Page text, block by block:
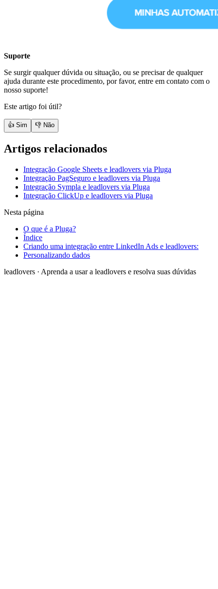
Suporte
Se surgir qualquer dúvida ou situação, ou se precisar de qualquer
ajuda durante este procedimento, por favor, entre em contato com o
nosso suporte!
Este artigo foi útil?
👍 Sim 👎 Não
Artigos relacionados
Integração Google Sheets e leadlovers via Pluga
Integração PagSeguro e leadlovers via Pluga
Integração Sympla e leadlovers via Pluga
Integração ClickUp e leadlovers via Pluga
Nesta página
O que é a Pluga?
Índice
Criando uma integração entre LinkedIn Ads e leadlovers:
Personalizando dados
leadlovers · Aprenda a usar a leadlovers e resolva suas dúvidas